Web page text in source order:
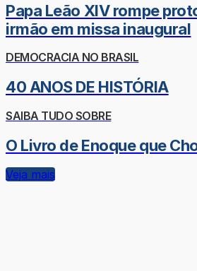
Papa Leão XIV rompe
irmão em missa inaugural
DEMOCRACIA NO BRASIL
40 ANOS DE HISTÓRIA
SAIBA TUDO SOBRE
O Livro de Enoque que
Veja mais